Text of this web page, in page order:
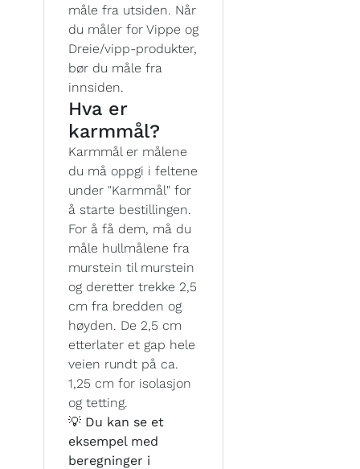
måle fra utsiden. Når
du måler for Vippe og
Dreie/vipp-produkter,
bør du måle fra
innsiden.
Hva er
karmmål?
Karmmål er målene
du må oppgi i feltene
under "Karmmål" for
å starte bestillingen.
For å få dem, må du
måle hullmålene fra
murstein til murstein
og deretter trekke 2,5
cm fra bredden og
høyden. De 2,5 cm
etterlater et gap hele
veien rundt på ca.
1,25 cm for isolasjon
og tetting.
💡 Du kan se et
eksempel med
beregninger i